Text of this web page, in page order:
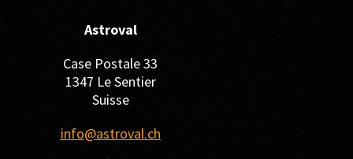
Astroval
Case Postale 33
1347 Le Sentier
Suisse
info@astroval.ch